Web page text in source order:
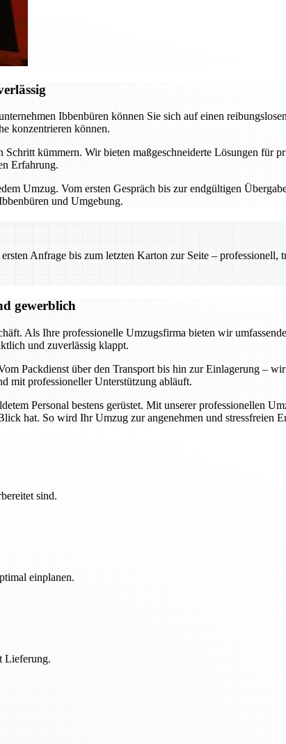
Ibbenbüren können Sie sich auf einen
konzentrieren können.
kümmern. Wir bieten maßgeschneiderte Lösungen für
Erfahrung.
Umzug. Vom ersten Gespräch bis zur endgültigen
und Umgebung.
Anfrage bis zum letzten Karton zur Seite – professionell,
gewerblich
Als Ihre professionelle Umzugsfirma bieten wir
und zuverlässig klappt.
Packdienst über den Transport bis hin zur Einlagerung –
mit professioneller Unterstützung abläuft.
Personal bestens gerüstet. Mit unserer professionellen
hat. So wird Ihr Umzug zur angenehmen und stressfreien
sind.
einplanen.
Lieferung.